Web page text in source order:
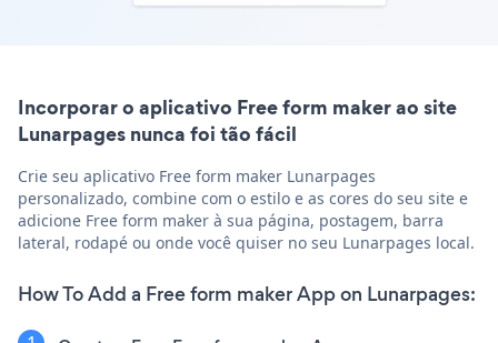
Incorporar o aplicativo Free form maker ao site
Lunarpages nunca foi tão fácil
Crie seu aplicativo Free form maker Lunarpages
personalizado, combine com o estilo e as cores do seu site e
adicione Free form maker à sua página, postagem, barra
lateral, rodapé ou onde você quiser no seu Lunarpages local.
How To Add a Free form maker App on Lunarpages: